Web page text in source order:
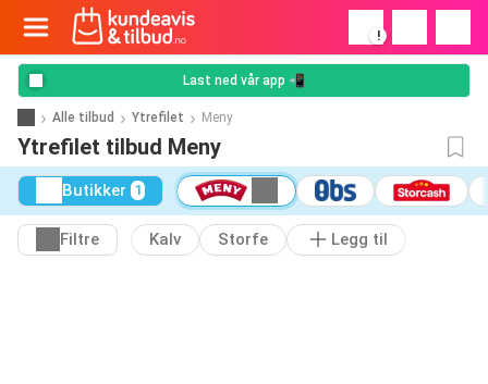
!
Last ned vår app 📲
Alle tilbud Ytrefilet Meny
Ytrefilet tilbud Meny
Butikker 1
Filtre Kalv Storfe Legg til